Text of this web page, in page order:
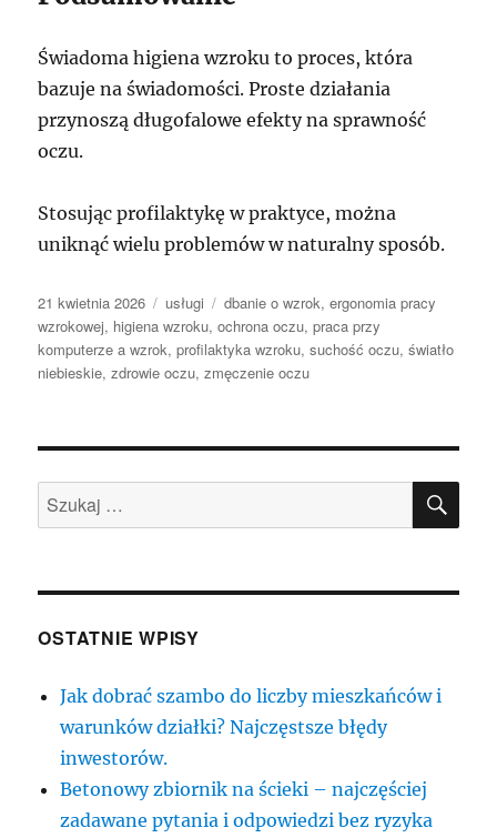
Świadoma higiena wzroku to proces, która
bazuje na świadomości. Proste działania
przynoszą długofalowe efekty na sprawność
oczu.
Stosując profilaktykę w praktyce, można
uniknąć wielu problemów w naturalny sposób.
Data
publikacji
21 kwietnia 2026 Kategorie
usługi Tagi
dbanie o wzrok,ergonomia pracy
wzrokowej, higiena wzroku,ochrona oczu,praca przy
komputerze a wzrok,profilaktyka wzroku,suchość oczu,światło
niebieskie,zdrowie oczu,zmęczenie oczu
Szukaj:
OSTATNIE WPISY
Jak dobrać szambo do liczby mieszkańców i
warunków działki? Najczęstsze błędy
inwestorów.
Betonowy zbiornik na ścieki – najczęściej
zadawane pytania i odpowiedzi bez ryzyka